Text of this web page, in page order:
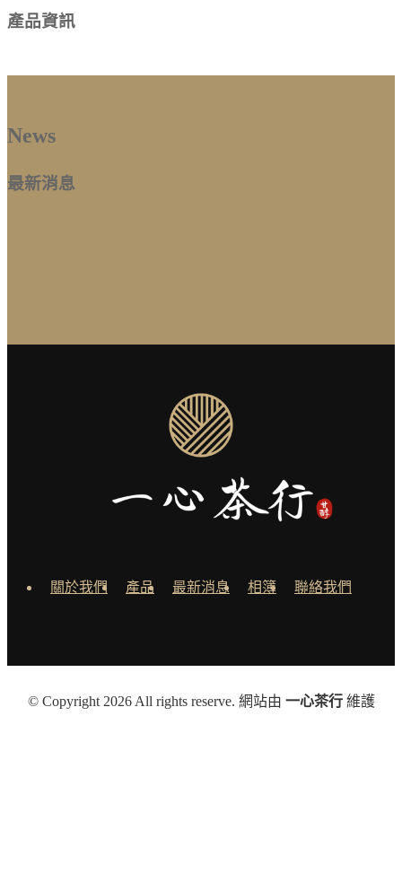
產品資訊
News
最新消息
關於我們 產品 最新消息 相簿 聯絡我們
© Copyright 2026 All rights reserve. 網站由 一心茶行維護